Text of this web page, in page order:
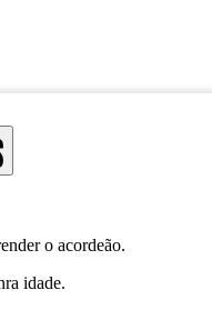
o acordeão.
idade.